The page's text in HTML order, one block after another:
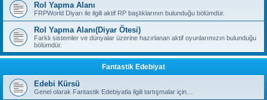
Rol Yapma Alanı
FRPWorld Diyarı ile ilgili aktif RP başlıklarının bulunduğu bölümdür.
Rol Yapma Alanı(Diyar Ötesi)
Farklı sistemler ve dünyalar üzerine hazırlanan aktif oyunlarımızın bulunduğu
bölümdür.
Fantastik Edebiyat
Edebi Kürsü
Genel olarak Fantastik Edebiyatla ilgili tartışmalar için…